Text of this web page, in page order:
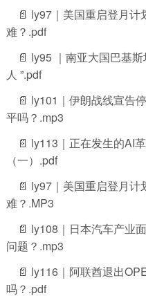
📄 ly97｜美国重启登月计
难？.pdf
📄 ly95 ｜南亚大国巴基斯
人 ”.pdf
📄 ly101｜伊朗战线宣告
平吗？.mp3
📄 ly113｜正在发生的AI
（一）.pdf
📄 ly97｜美国重启登月计
难？.MP3
📄 ly108｜日本汽车产业
问题？.mp3
📄 ly116｜阿联酋退出
吗？.pdf